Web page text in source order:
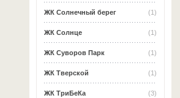
(1)
ЖК Солнечный берег
(1)
ЖК Солнце
(1)
ЖК Суворов Парк
(1)
ЖК Тверской
(3)
ЖК ТриБеКа